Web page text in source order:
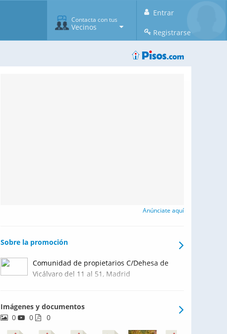
Entrar
Registrarse
Contacta con tus
Vecinos
Anúnciate aquí
Sobre la promoción
Comunidad de propietarios C/Dehesa de
Vicálvaro del 11 al 51, Madrid
Imágenes y documentos
0
0 0